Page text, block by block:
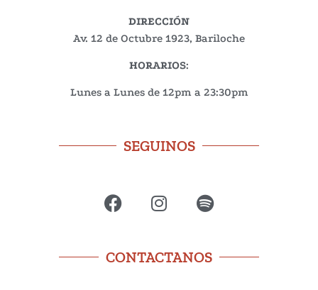
DIRECCIÓN
Av. 12 de Octubre 1923, Bariloche
HORARIOS:
Lunes a Lunes de 12pm a 23:30pm
SEGUINOS
CONTACTANOS